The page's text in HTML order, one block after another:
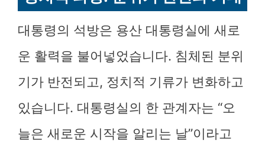
대통령의 석방은 용산 대통령실에 새로
운 활력을 불어넣었습니다. 침체된 분위
기가 반전되고, 정치적 기류가 변화하고
있습니다. 대통령실의 한 관계자는 “오
늘은 새로운 시작을 알리는 날”이라고